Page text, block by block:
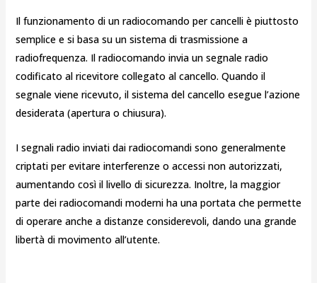
Il funzionamento di un radiocomando per cancelli è piuttosto
semplice e si basa su un sistema di trasmissione a
radiofrequenza. Il radiocomando invia un segnale radio
codificato al ricevitore collegato al cancello. Quando il
segnale viene ricevuto, il sistema del cancello esegue l’azione
desiderata (apertura o chiusura).
I segnali radio inviati dai radiocomandi sono generalmente
criptati per evitare interferenze o accessi non autorizzati,
aumentando così il livello di sicurezza. Inoltre, la maggior
parte dei radiocomandi moderni ha una portata che permette
di operare anche a distanze considerevoli, dando una grande
libertà di movimento all’utente.